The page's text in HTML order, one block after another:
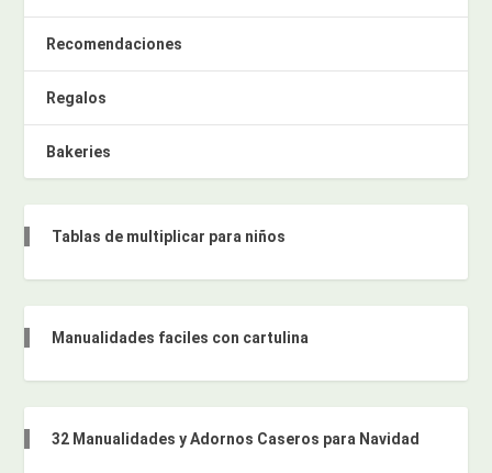
Recomendaciones
Regalos
Bakeries
Tablas de multiplicar para niños
Manualidades faciles con cartulina
32 Manualidades y Adornos Caseros para Navidad